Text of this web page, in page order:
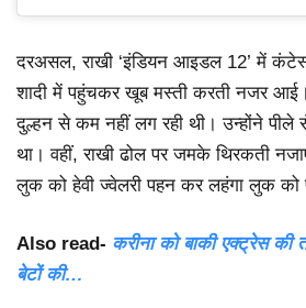
दरअसल, राखी ‘इंडियन आइडल 12’ में
शादी में पहुंचकर खूब मस्ती करती नजर
दुल्हन से कम नहीं लग रही थी। उन्होंने पीले
था। वहीं, राखी ढोल पर जमके थिरकती
लुक को हेवी ज्वेलरी पहन कर लहंगा लुक को
Also read- करीना को बाकी एक्ट्रेस
बेटों की…